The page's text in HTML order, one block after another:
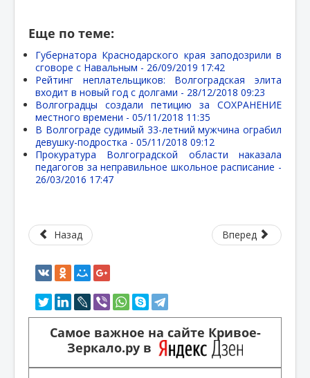
Еще по теме:
Губернатора Краснодарского края заподозрили в
сговоре с Навальным - 26/09/2019 17:42
Рейтинг неплательщиков: Волгоградская элита
входит в новый год с долгами - 28/12/2018 09:23
Волгоградцы создали петицию за СОХРАНЕНИЕ
местного времени - 05/11/2018 11:35
В Волгограде судимый 33-летний мужчина ограбил
девушку-подростка - 05/11/2018 09:12
Прокуратура Волгоградской области наказала
педагогов за неправильное школьное расписание -
26/03/2016 17:47
Назад Вперед
Самое важное на сайте Кривое-
Зеркало.ру в